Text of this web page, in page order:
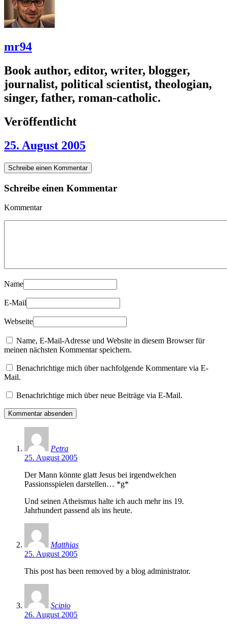
mr94
Book author, editor, writer, blogger,
journalist, political scientist, theologian,
singer, father, roman-catholic.
Veröffentlicht
25. August 2005
Schreibe einen Kommentar
Schreibe einen Kommentar
Kommentar
Name
E-Mail
Webseite
Name, E-Mail-Adresse und Website in diesem Browser für
meinen nächsten Kommentar speichern.
Benachrichtige mich über nachfolgende Kommentare via E-
Mail.
Benachrichtige mich über neue Beiträge via E-Mail.
Petra
25. August 2005
Der Mann könnte glatt Jesus bei irgendwelchen
Passionsspielen darstellen… *g*
Und seinen Atheismus halte ich auch mehr ins 19.
Jahrhundert passend als ins heute.
Matthias
25. August 2005
This post has been removed by a blog administrator.
Scipio
26. August 2005